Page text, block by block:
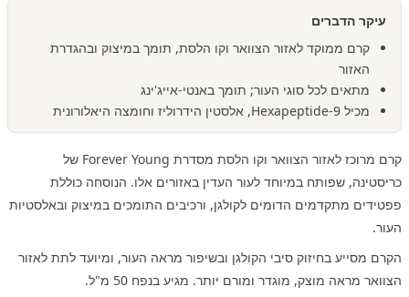
עיקר הדברים
קרם ממוקד לאזור הצוואר וקו הלסת, תומך במיצוק ובהגדרת
האזור
מתאים לכל סוגי העור; תומך באנטי-אייג'ינג
מכיל Hexapeptide-9, אלסטין הידרוליז וחומצה היאלורונית
קרם מרוכז לאזור הצוואר וקו הלסת מסדרת Forever Young של
כריסטינה, שפותח במיוחד לעור העדין באזורים אלו. הנוסחה כוללת
פפטידים מתקדמים הדומים לקולגן, ורכיבים התומכים במיצוק ובאלסטיות
העור.
הקרם מסייע בחיזוק סיבי הקולגן ובשיפור מראה העור, ומיועד לתת לאזור
הצוואר מראה מוצק, מוגדר ומורם יותר. מגיע בנפח 50 מ"ל.